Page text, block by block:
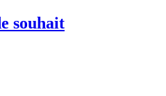
souhait